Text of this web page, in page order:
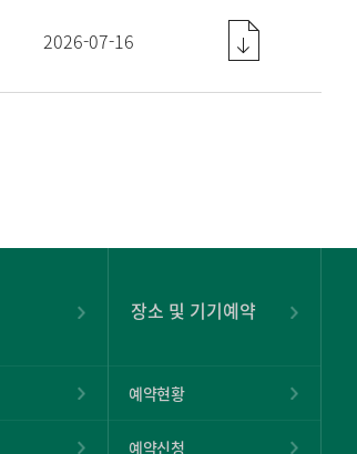
2026-07-16
장소 및 기기예약
예약현황
예약신청